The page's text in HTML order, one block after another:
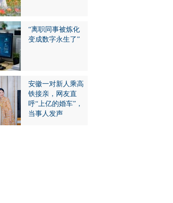
“离职同事被炼化
变成数字永生了”
安徽一对新人乘高
铁接亲，网友直
呼“上亿的婚车”，
当事人发声